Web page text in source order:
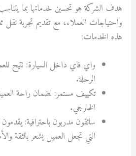
هدف الشركة هو تحسين خدماتها بما يتناسب
واحتياجات العملاء، مع تقديم تجربة نقل
هذه الخدمات:
واي فاي داخل السيارة: تتيح
الرحلة.
تكييف مستمر: لضمان راحة
الخارجي.
سائقون مدربون باحترافية: يقدمون
التي تجعل العميل يشعر بالثقة